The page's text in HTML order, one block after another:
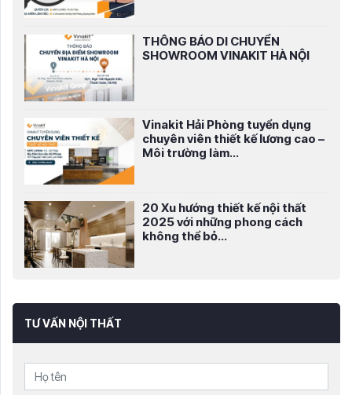
THÔNG BÁO DI CHUYỂN
SHOWROOM VINAKIT HÀ NỘI
Vinakit Hải Phòng tuyển dụng
chuyên viên thiết kế lương cao –
Môi trường làm...
20 Xu hướng thiết kế nội thất
2025 với những phong cách
không thể bỏ...
TƯ VẤN NỘI THẤT